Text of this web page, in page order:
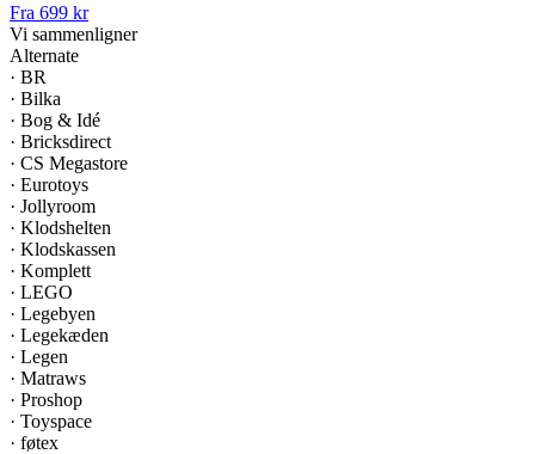
Fra 699 kr
Vi sammenligner
Alternate
· BR
· Bilka
· Bog & Idé
· Bricksdirect
· CS Megastore
· Eurotoys
· Jollyroom
· Klodshelten
· Klodskassen
· Komplett
· LEGO
· Legebyen
· Legekæden
· Legen
· Matraws
· Proshop
· Toyspace
· føtex